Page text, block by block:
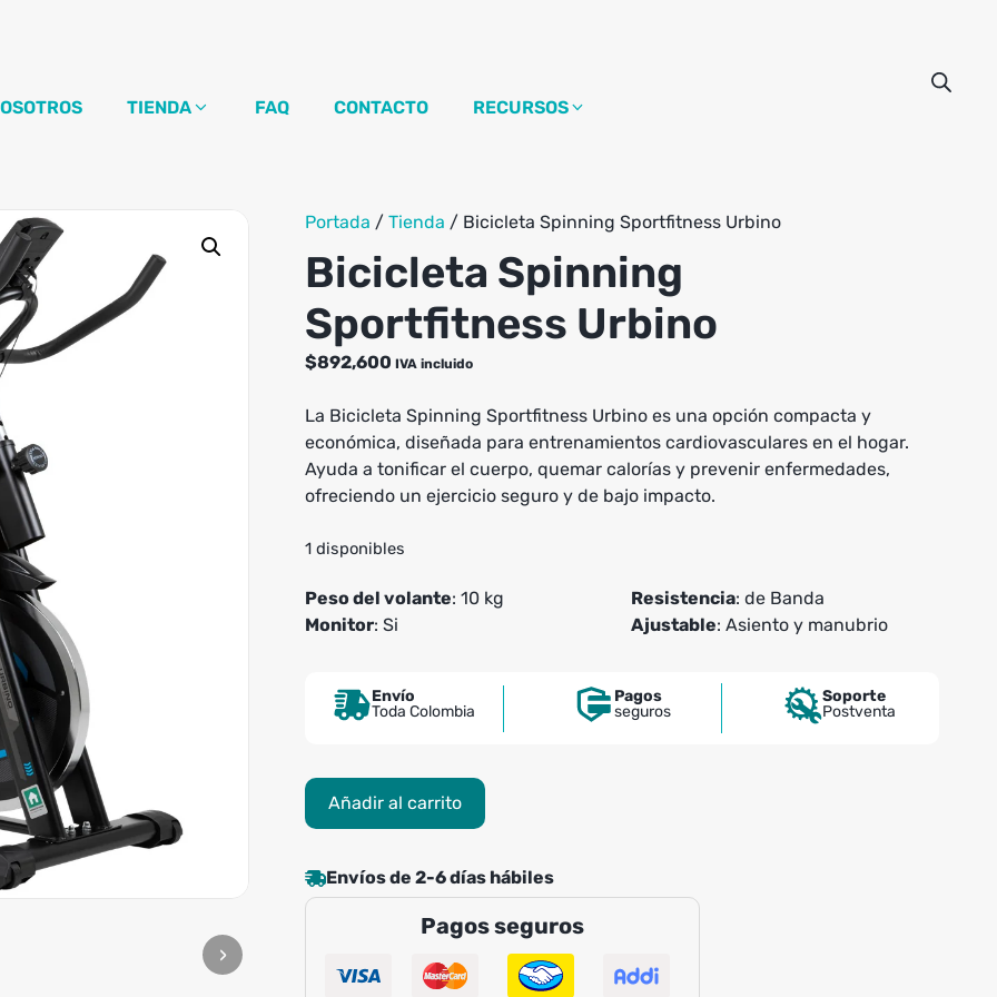
TIENDA FAQ CONTACTO RECURSOS
›
Portada / Tienda / Bicicleta Spinning Sportfitness Urbino
Bicicleta Spinning
Sportfitness Urbino
$892,600 IVA incluido
La Bicicleta Spinning Sportfitness Urbino es una opción compacta y
económica, diseñada para entrenamientos cardiovasculares en el hogar.
Ayuda a tonificar el cuerpo, quemar calorías y prevenir enfermedades,
ofreciendo un ejercicio seguro y de bajo impacto.
1 disponibles
Peso del volante: 10 kg
Monitor: Si
Resistencia: de Banda
Ajustable: Asiento y manubrio
Envío
Toda Colombia
Pagos
seguros
Soporte
Postventa
Bicicleta
Spinning
Urbino
cantidad
Añadir al carrito
Envíos de 2-6 días hábiles
Pagos seguros